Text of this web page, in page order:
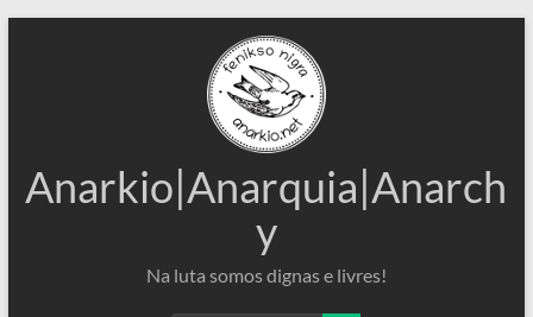
Anarkio|Anarquia|Anarch
y
Na luta somos dignas e livres!